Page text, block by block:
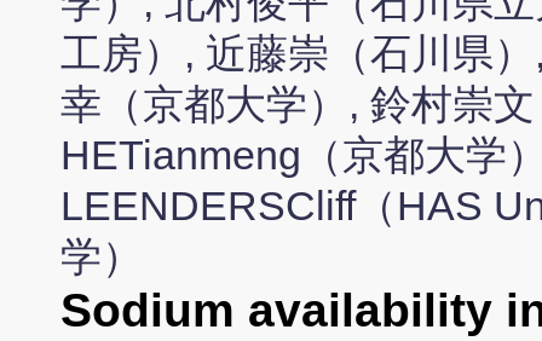
工房）, 近藤崇（石川県
幸（京都大学）, 鈴村崇
HETianmeng（京都大学
LEENDERSCliff（HAS
学）
Sodium availability